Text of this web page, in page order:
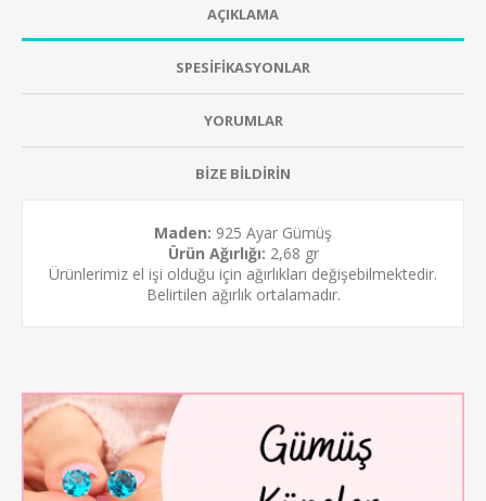
AÇIKLAMA
SPESİFİKASYONLAR
YORUMLAR
BİZE BİLDİRİN
Maden: 925 Ayar Gümüş
Ürün Ağırlığı: 2,68 gr
Ürünlerimiz el işi olduğu için ağırlıkları değişebilmektedir.
Belirtilen ağırlık ortalamadır.